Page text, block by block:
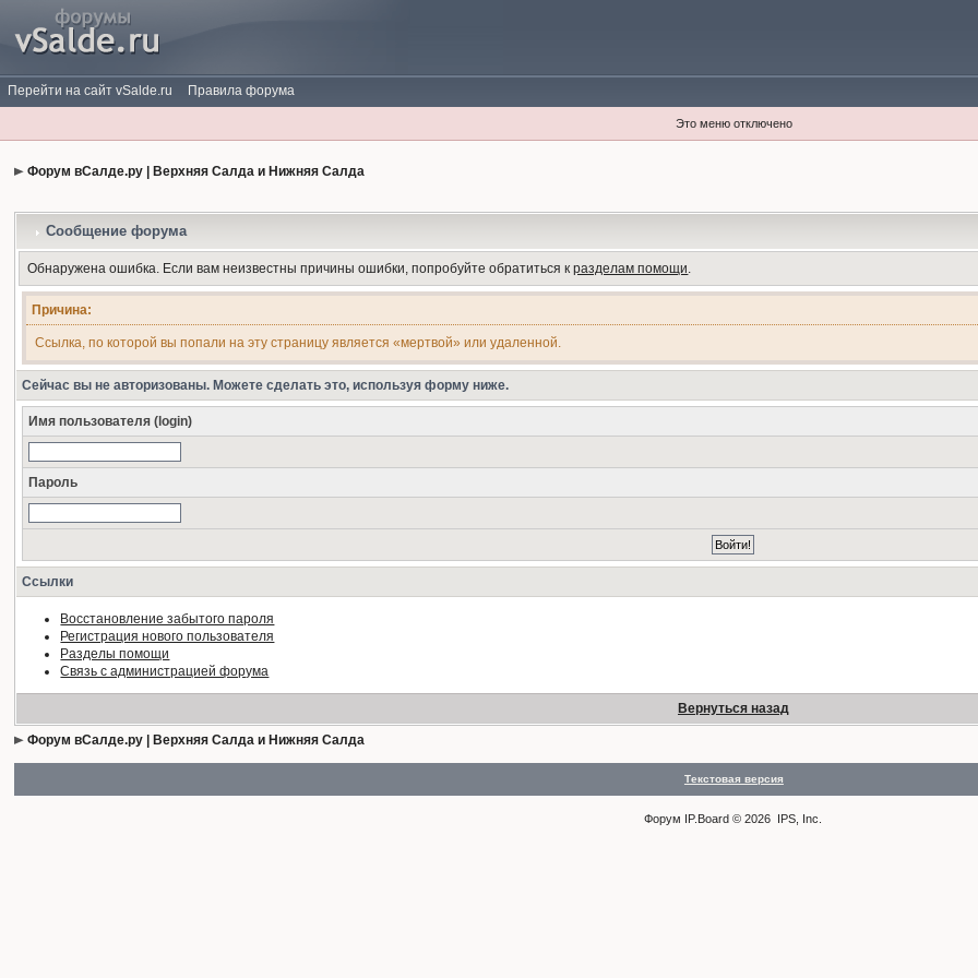
Перейти на сайт vSalde.ru Правила форума
Это меню отключено
Форум вСалде.ру | Верхняя Салда и Нижняя Салда
Сообщение форума
Обнаружена ошибка. Если вам неизвестны причины ошибки, попробуйте обратиться кразделам помощи.
Причина:
Ссылка, по которой вы попали на эту страницу является «мертвой» или удаленной.
Сейчас вы не авторизованы. Можете сделать это, используя форму ниже.
Имя пользователя (login)
Пароль
Ссылки
Восстановление забытого пароля
Регистрация нового пользователя
Разделы помощи
Связь с администрацией форума
Вернуться назад
Форум вСалде.ру | Верхняя Салда и Нижняя Салда
Текстовая версия
Форум IP.Board © 2026 IPS, Inc